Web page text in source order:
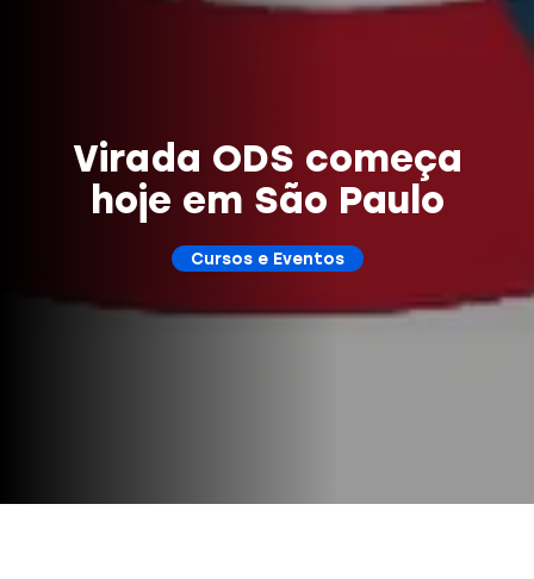
Virada ODS começa
hoje em São Paulo
Cursos e Eventos